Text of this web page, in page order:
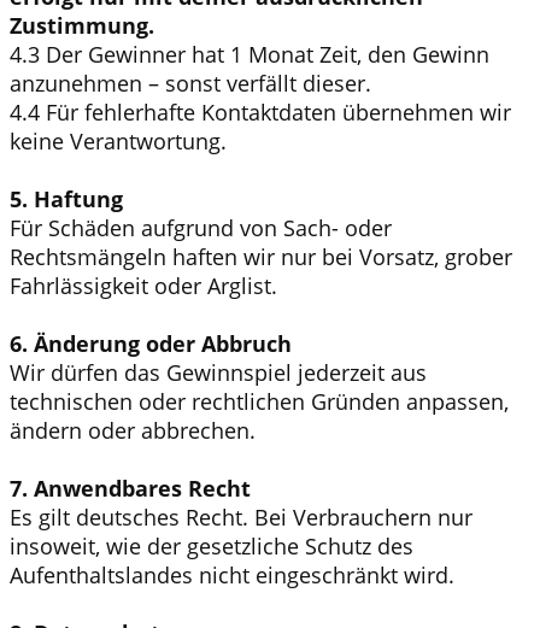
Zustimmung.
4.3 Der Gewinner hat 1 Monat Zeit, den Gewinn
anzunehmen – sonst verfällt dieser.
4.4 Für fehlerhafte Kontaktdaten übernehmen wir
keine Verantwortung.
5. Haftung
Für Schäden aufgrund von Sach- oder
Rechtsmängeln haften wir nur bei Vorsatz, grober
Fahrlässigkeit oder Arglist.
6. Änderung oder Abbruch
Wir dürfen das Gewinnspiel jederzeit aus
technischen oder rechtlichen Gründen anpassen,
ändern oder abbrechen.
7. Anwendbares Recht
Es gilt deutsches Recht. Bei Verbrauchern nur
insoweit, wie der gesetzliche Schutz des
Aufenthaltslandes nicht eingeschränkt wird.